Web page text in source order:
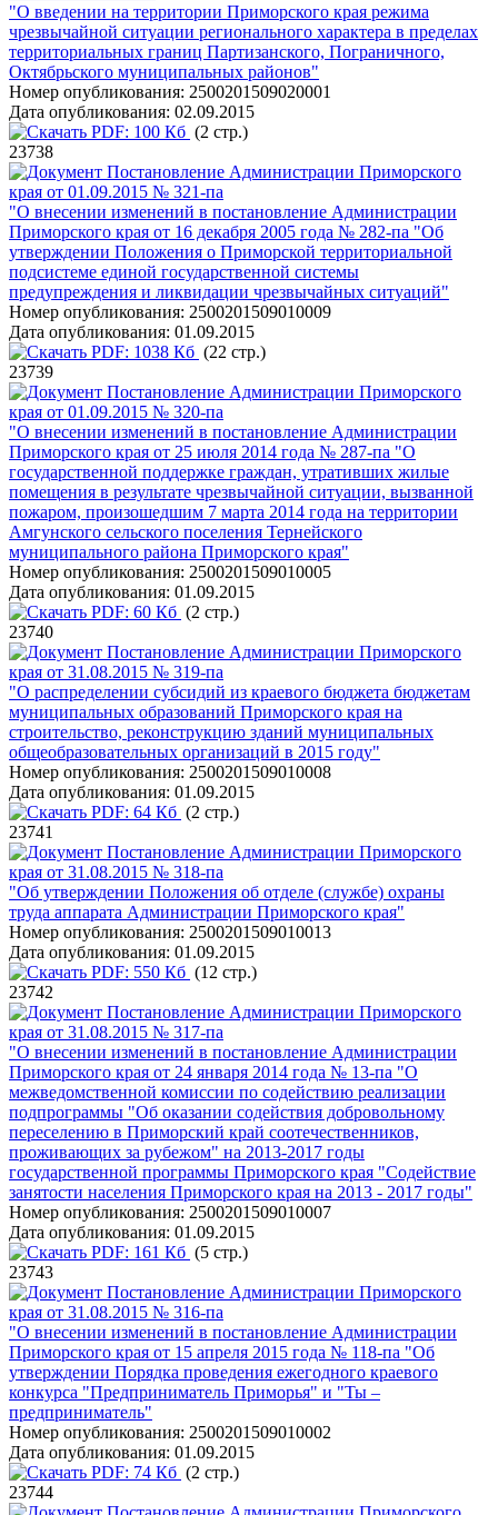
"О введении на территории Приморского края режима
чрезвычайной ситуации регионального характера в пределах
территориальных границ Партизанского, Пограничного,
Октябрьского муниципальных районов"
Номер опубликования: 2500201509020001
Дата опубликования: 02.09.2015
PDF: 100 Кб (2 стр.)
23738
Постановление Администрации Приморского
края от 01.09.2015 № 321-па
"О внесении изменений в постановление Администрации
Приморского края от 16 декабря 2005 года № 282-па "Об
утверждении Положения о Приморской территориальной
подсистеме единой государственной системы
предупреждения и ликвидации чрезвычайных ситуаций"
Номер опубликования: 2500201509010009
Дата опубликования: 01.09.2015
PDF: 1038 Кб (22 стр.)
23739
Постановление Администрации Приморского
края от 01.09.2015 № 320-па
"О внесении изменений в постановление Администрации
Приморского края от 25 июля 2014 года № 287-па "О
государственной поддержке граждан, утративших жилые
помещения в результате чрезвычайной ситуации, вызванной
пожаром, произошедшим 7 марта 2014 года на территории
Амгунского сельского поселения Тернейского
муниципального района Приморского края"
Номер опубликования: 2500201509010005
Дата опубликования: 01.09.2015
PDF: 60 Кб (2 стр.)
23740
Постановление Администрации Приморского
края от 31.08.2015 № 319-па
"О распределении субсидий из краевого бюджета бюджетам
муниципальных образований Приморского края на
строительство, реконструкцию зданий муниципальных
общеобразовательных организаций в 2015 году"
Номер опубликования: 2500201509010008
Дата опубликования: 01.09.2015
PDF: 64 Кб (2 стр.)
23741
Постановление Администрации Приморского
края от 31.08.2015 № 318-па
"Об утверждении Положения об отделе (службе) охраны
труда аппарата Администрации Приморского края"
Номер опубликования: 2500201509010013
Дата опубликования: 01.09.2015
PDF: 550 Кб (12 стр.)
23742
Постановление Администрации Приморского
края от 31.08.2015 № 317-па
"О внесении изменений в постановление Администрации
Приморского края от 24 января 2014 года № 13-па "О
межведомственной комиссии по содействию реализации
подпрограммы "Об оказании содействия добровольному
переселению в Приморский край соотечественников,
проживающих за рубежом" на 2013-2017 годы
государственной программы Приморского края "Содействие
занятости населения Приморского края на 2013 - 2017 годы"
Номер опубликования: 2500201509010007
Дата опубликования: 01.09.2015
PDF: 161 Кб (5 стр.)
23743
Постановление Администрации Приморского
края от 31.08.2015 № 316-па
"О внесении изменений в постановление Администрации
Приморского края от 15 апреля 2015 года № 118-па "Об
утверждении Порядка проведения ежегодного краевого
конкурса "Предприниматель Приморья" и "Ты –
предприниматель"
Номер опубликования: 2500201509010002
Дата опубликования: 01.09.2015
PDF: 74 Кб (2 стр.)
23744